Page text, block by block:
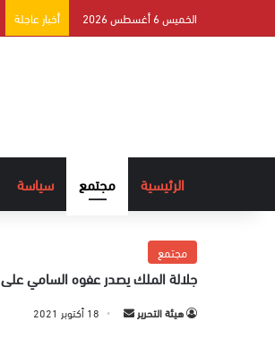
الخميس 6 أغسطس 2026 أخبار عاجلة
الرئيسية مجتمع سياسة
مجتمع
جلالة الملك يصدر عفوه السامي على 510 شخصا بمناسبة عيد المولد النبوي الشريف
هيئة التحرير 18 أكتوبر 2021